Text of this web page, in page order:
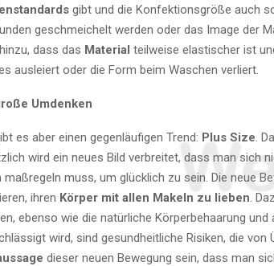
gibt und die Konfektionsgröße auch
geschmeichelt werden oder das Image der
dass das Material teilweise elastischer ist
ausleiert oder die Form beim Waschen verliert.
Umdenken
es aber einen gegenläufigen Trend: Plus Size .
wird ein neues Bild verbreitet, dass man sich
maßregeln muss, um glücklich zu sein. Die neue
ihren Körper mit allen Makeln zu lieben .
ebenso wie die natürliche Körperbehaarung
wird, sind gesundheitliche Risiken, die
dieser neuen Bewegung sein, dass man